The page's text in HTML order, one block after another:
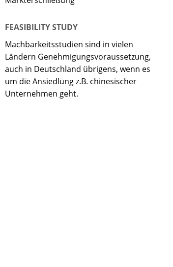
FEASIBILITY STUDY
Machbarkeitsstudien sind in vielen
Ländern Genehmigungsvoraussetzung,
auch in Deutschland übrigens, wenn es
um die Ansiedlung z.B. chinesischer
Unternehmen geht.